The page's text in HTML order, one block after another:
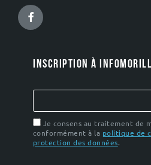
Facebook
INSCRIPTION À
Je consens au traitement de
conformément à la politique de
protection des données.